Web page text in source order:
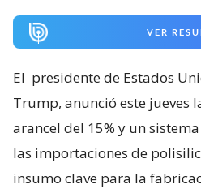
VER
El presidente de Estados
Trump, anunció este jueves
arancel del 15% y un
las importaciones de
insumo clave para la